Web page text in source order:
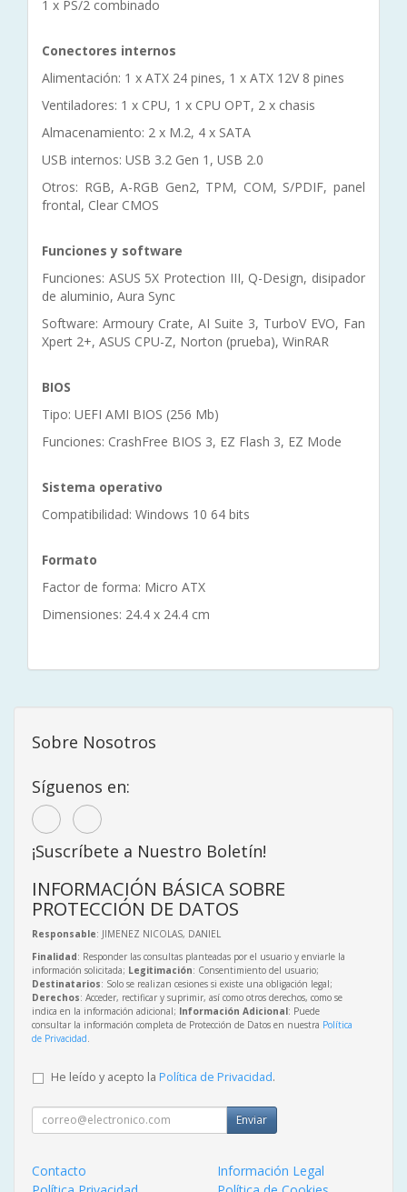
1 x PS/2 combinado
Conectores internos
Alimentación: 1 x ATX 24 pines, 1 x ATX 12V 8 pines
Ventiladores: 1 x CPU, 1 x CPU OPT, 2 x chasis
Almacenamiento: 2 x M.2, 4 x SATA
USB internos: USB 3.2 Gen 1, USB 2.0
Otros: RGB, A-RGB Gen2, TPM, COM, S/PDIF, panel
frontal, Clear CMOS
Funciones y software
Funciones: ASUS 5X Protection III, Q-Design, disipador
de aluminio, Aura Sync
Software: Armoury Crate, AI Suite 3, TurboV EVO, Fan
Xpert 2+, ASUS CPU-Z, Norton (prueba), WinRAR
BIOS
Tipo: UEFI AMI BIOS (256 Mb)
Funciones: CrashFree BIOS 3, EZ Flash 3, EZ Mode
Sistema operativo
Compatibilidad: Windows 10 64 bits
Formato
Factor de forma: Micro ATX
Dimensiones: 24.4 x 24.4 cm
Sobre Nosotros
Síguenos en:
¡Suscríbete a Nuestro Boletín!
INFORMACIÓN BÁSICA SOBRE
PROTECCIÓN DE DATOS
Responsable: JIMENEZ NICOLAS, DANIEL
Finalidad: Responder las consultas planteadas por el usuario y enviarle la
información solicitada; Legitimación: Consentimiento del usuario;
Destinatarios: Solo se realizan cesiones si existe una obligación legal;
Derechos: Acceder, rectificar y suprimir, así como otros derechos, como se
indica en la información adicional; Información Adicional: Puede
consultar la información completa de Protección de Datos en nuestra Política
de Privacidad
He leído y acepto la Política de Privacidad.
Enviar
Contacto
Información Legal